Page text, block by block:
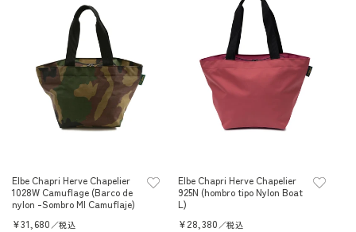
Elbe Chapri Herve Chapelier
1028W Camuflage (Barco de
nylon -Sombro Ml Camuflaje)
Precio
¥31,680 ／税込
Elbe Chapri Herve Chapelier
925N (hombro tipo Nylon Boat
L)
Precio
¥28,380 ／税込